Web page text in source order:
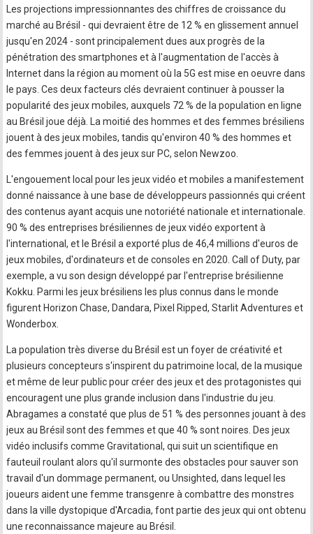
Les projections impressionnantes des chiffres de croissance du
marché au Brésil - qui devraient être de 12 % en glissement annuel
jusqu'en 2024 - sont principalement dues aux progrès de la
pénétration des smartphones et à l'augmentation de l'accès à
Internet dans la région au moment où la 5G est mise en oeuvre dans
le pays. Ces deux facteurs clés devraient continuer à pousser la
popularité des jeux mobiles, auxquels 72 % de la population en ligne
au Brésil joue déjà. La moitié des hommes et des femmes brésiliens
jouent à des jeux mobiles, tandis qu'environ 40 % des hommes et
des femmes jouent à des jeux sur PC, selon Newzoo.
L'engouement local pour les jeux vidéo et mobiles a manifestement
donné naissance à une base de développeurs passionnés qui créent
des contenus ayant acquis une notoriété nationale et internationale.
90 % des entreprises brésiliennes de jeux vidéo exportent à
l'international, et le Brésil a exporté plus de 46,4 millions d'euros de
jeux mobiles, d'ordinateurs et de consoles en 2020. Call of Duty, par
exemple, a vu son design développé par l'entreprise brésilienne
Kokku. Parmi les jeux brésiliens les plus connus dans le monde
figurent Horizon Chase, Dandara, Pixel Ripped, Starlit Adventures et
Wonderbox.
La population très diverse du Brésil est un foyer de créativité et
plusieurs concepteurs s'inspirent du patrimoine local, de la musique
et même de leur public pour créer des jeux et des protagonistes qui
encouragent une plus grande inclusion dans l'industrie du jeu.
Abragames a constaté que plus de 51 % des personnes jouant à des
jeux au Brésil sont des femmes et que 40 % sont noires. Des jeux
vidéo inclusifs comme Gravitational, qui suit un scientifique en
fauteuil roulant alors qu'il surmonte des obstacles pour sauver son
travail d'un dommage permanent, ou Unsighted, dans lequel les
joueurs aident une femme transgenre à combattre des monstres
dans la ville dystopique d'Arcadia, font partie des jeux qui ont obtenu
une reconnaissance majeure au Brésil.